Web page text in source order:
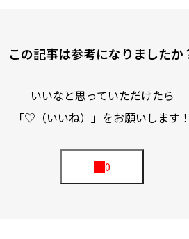
この記事は参考になりましたか
いいなと思っていただけたら
「♡（いいね）」をお願いします！